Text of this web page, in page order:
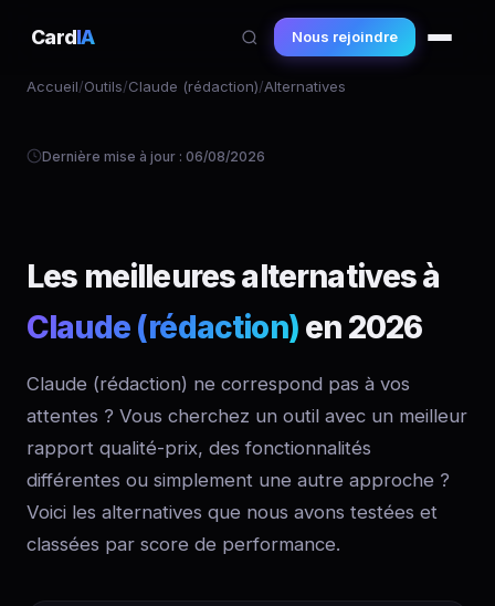
CardIA Nous rejoindre
Accueil/Outils/Claude (rédaction)/Alternatives
Dernière mise à jour : 06/08/2026
Les meilleures alternatives à
Claude (rédaction) en 2026
Claude (rédaction) ne correspond pas à vos
attentes ? Vous cherchez un outil avec un meilleur
rapport qualité-prix, des fonctionnalités
différentes ou simplement une autre approche ?
Voici les alternatives que nous avons testées et
classées par score de performance.